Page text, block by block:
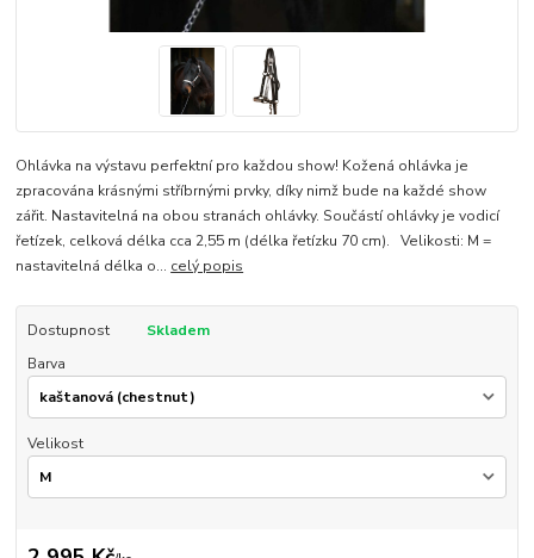
Ohlávka na výstavu perfektní pro každou show! Kožená ohlávka je
zpracována krásnými stříbrnými prvky, díky nimž bude na každé show
zářit. Nastavitelná na obou stranách ohlávky. Součástí ohlávky je vodicí
řetízek, celková délka cca 2,55 m (délka řetízku 70 cm). Velikosti: M =
nastavitelná délka o... celý popis
Dostupnost
Skladem
Barva
Velikost